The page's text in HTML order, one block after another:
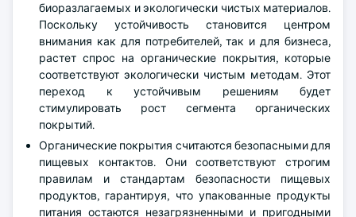
биоразлагаемых и экологически чистых материалов.
Поскольку устойчивость становится центром
внимания как для потребителей, так и для бизнеса,
растет спрос на органические покрытия, которые
соответствуют экологически чистым методам. Этот
переход к устойчивым решениям будет
стимулировать рост сегмента органических
покрытий.
Органические покрытия считаются безопасными для
пищевых контактов. Они соответствуют строгим
правилам и стандартам безопасности пищевых
продуктов, гарантируя, что упакованные продукты
питания остаются незагрязненными и пригодными